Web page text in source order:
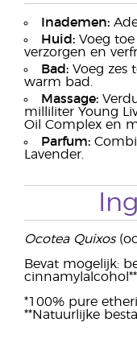
Inademen:
Huid: Voeg
verzorgen en
Bad: Voeg zes
warm bad.
Massage:
milliliter Young
Oil Complex en
Parfum:
Lavender.
Ocotea Quixos
Bevat mogelijk:
*100% pure
**Natuurlijke